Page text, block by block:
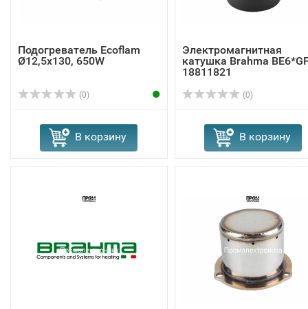
Подогреватель Ecoflam
Ø12,5x130, 650W
(0)
В корзину
Электромагнитная
катушка Brahma
18811821
(0)
В корзину